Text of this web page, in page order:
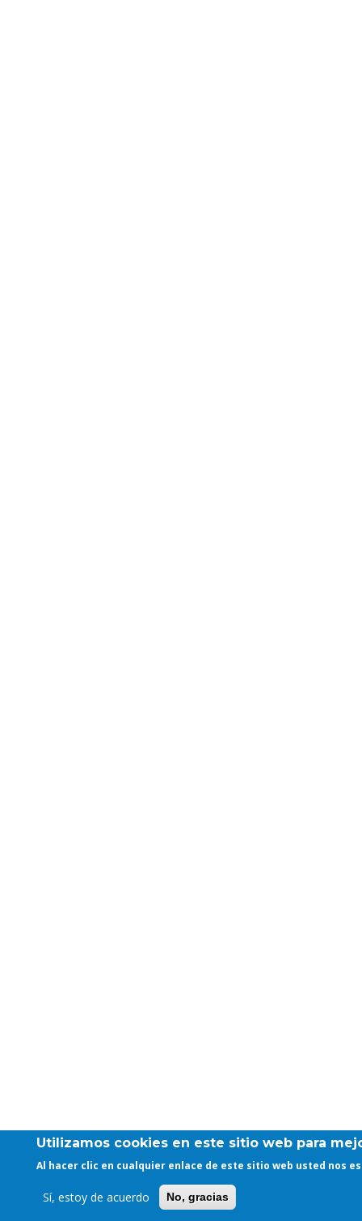
Utilizamos cookies en este sitio web para
Al hacer clic en cualquier enlace de este sitio web usted nos
Sí, estoy de acuerdo No, gracias